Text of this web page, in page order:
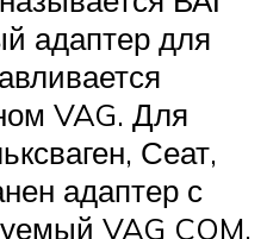
адаптер для
VAG. Для
Сеат,
адаптер с
VAG COM.